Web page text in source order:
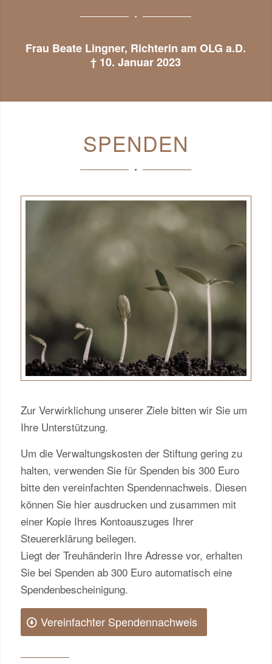
Frau Beate Lingner, Richterin am OLG a.D.
† 10. Januar 2023
SPENDEN
Zur Verwirklichung unserer Ziele bitten wir Sie um
Ihre Unterstützung.
Um die Verwaltungskosten der Stiftung gering zu
halten, verwenden Sie für Spenden bis 300 Euro
bitte den vereinfachten Spendennachweis. Diesen
können Sie hier ausdrucken und zusammen mit
einer Kopie Ihres Kontoauszuges Ihrer
Steuererklärung beilegen.
Liegt der Treuhänderin Ihre Adresse vor, erhalten
Sie bei Spenden ab 300 Euro automatisch eine
Spendenbescheinigung.
Vereinfachter Spendennachweis